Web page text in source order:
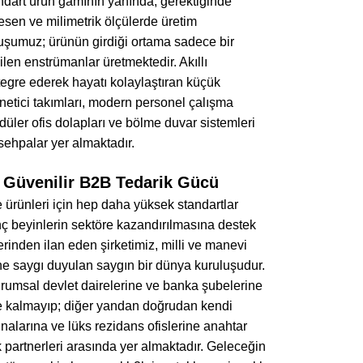
ve milimetrik ölçülerde üretim
ürünün girdiği ortama sadece bir
enstrümanlar üretmektedir. Akıllı
ederek hayatı kolaylaştıran küçük
takımları, modern personel çalışma
ofis dolapları ve bölme duvar sistemleri
yer almaktadır.
B2B Tedarik Gücü
için hep daha yüksek standartlar
sektöre kazandırılmasına destek
ilan eden şirketimiz, milli ve manevi
duyulan saygın bir dünya kuruluşudur.
devlet dairelerine ve banka şubelerine
diğer yandan doğrudan kendi
ve lüks rezidans ofislerine anahtar
arasında yer almaktadır. Geleceğin